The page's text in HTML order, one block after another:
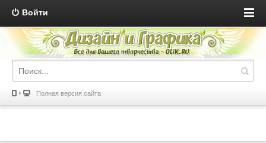
Войти
Полная версия сайта